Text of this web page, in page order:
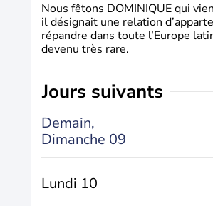
Nous fêtons DOMINIQUE qui
il désignait une relation
répandre dans toute l’Europe
devenu très rare.
jours suivants
Demain,
Dimanche 09
Lundi 10